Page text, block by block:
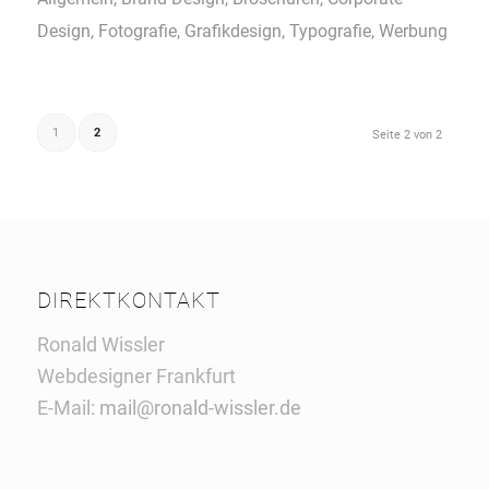
Design, Fotografie, Grafikdesign, Typografie, Werbung
Seite 2 von 2
1 2
DIREKTKONTAKT
Ronald Wissler
Webdesigner Frankfurt
E-Mail: mail@ronald-wissler.de